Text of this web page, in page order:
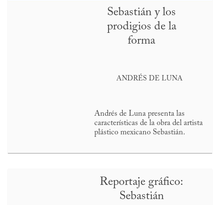
Sebastián y los
prodigios de la
forma
ANDRÉS DE LUNA
Andrés de Luna presenta las
características de la obra del artista
plástico mexicano Sebastián.
Reportaje gráfico:
Sebastián